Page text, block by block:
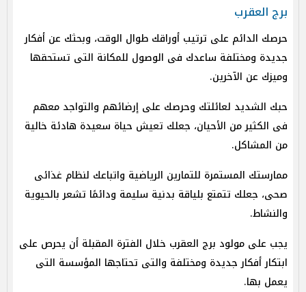
برج العقرب
حرصك الدائم على ترتيب أوراقك طوال الوقت، وبحثك عن أفكار
جديدة ومختلفة ساعدك فى الوصول للمكانة التى تستحقها
وميزك عن الآخرين.
حبك الشديد لعائلتك وحرصك على إرضائهم والتواجد معهم
فى الكثير من الأحيان، جعلك تعيش حياة سعيدة هادئة خالية
من المشاكل.
ممارستك المستمرة للتمارين الرياضية واتباعك لنظام غذائى
صحى، جعلك تتمتع بلياقة بدنية سليمة ودائمًا تشعر بالحيوية
والنشاط.
يجب على مولود برج العقرب خلال الفترة المقبلة أن يحرص على
ابتكار أفكار جديدة ومختلفة والتى تحتاجها المؤسسة التى
يعمل بها.